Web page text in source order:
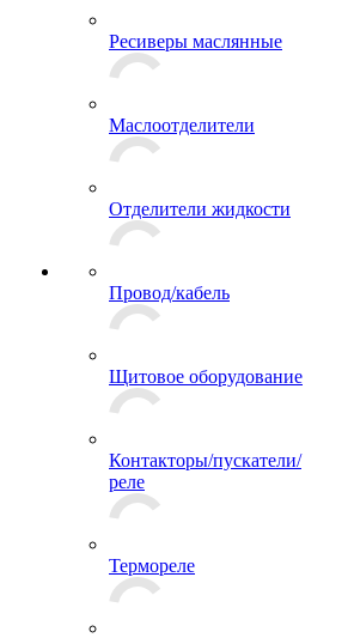
Ресиверы маслянные
Маслоотделители
Отделители жидкости
Провод/кабель
Щитовое оборудование
Контакторы/пускатели/
реле
Термореле